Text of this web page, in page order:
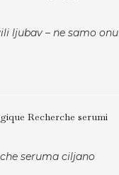
ljubav – ne samo onu
Recherche serumi
seruma ciljano